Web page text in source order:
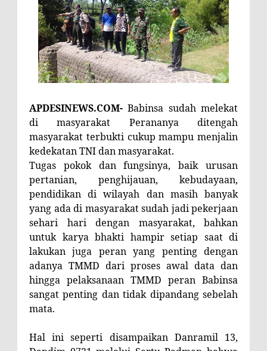
APDESINEWS.COM- Babinsa sudah melekat
di masyarakat Perananya ditengah
masyarakat terbukti cukup mampu menjalin
kedekatan TNI dan masyarakat.
Tugas pokok dan fungsinya, baik urusan
pertanian, penghijauan, kebudayaan,
pendidikan di wilayah dan masih banyak
yang ada di masyarakat sudah jadi pekerjaan
sehari hari dengan masyarakat, bahkan
untuk karya bhakti hampir setiap saat di
lakukan juga peran yang penting dengan
adanya TMMD dari proses awal data dan
hingga pelaksanaan TMMD peran Babinsa
sangat penting dan tidak dipandang sebelah
mata.
Hal ini seperti disampaikan Danramil 13,